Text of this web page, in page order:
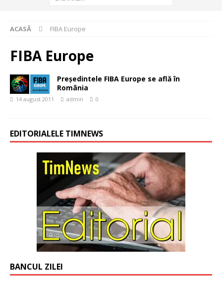
ACASĂ FIBA Europe
FIBA Europe
Preşedintele FIBA Europe se află în
România
14 august 2011 admin 0
EDITORIALELE TIMNEWS
BANCUL ZILEI